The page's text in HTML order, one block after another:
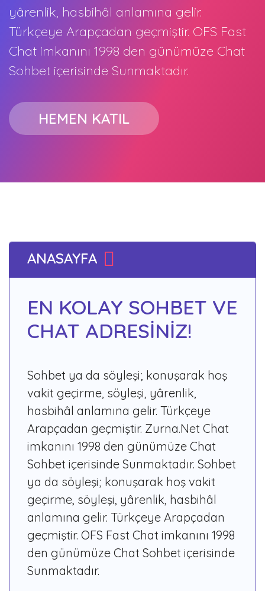
yârenlik, hasbihâl anlamına gelir.
Türkçeye Arapçadan geçmiştir. OFS Fast
Chat imkanını 1998 den günümüze Chat
Sohbet içerisinde Sunmaktadır.
HEMEN KATIL
ANASAYFA
EN KOLAY SOHBET VE
CHAT ADRESİNİZ!
Sohbet ya da söyleşi; konuşarak hoş
vakit geçirme, söyleşi, yârenlik,
hasbihâl anlamına gelir. Türkçeye
Arapçadan geçmiştir. Zurna.Net Chat
imkanını 1998 den günümüze Chat
Sohbet içerisinde Sunmaktadır. Sohbet
ya da söyleşi; konuşarak hoş vakit
geçirme, söyleşi, yârenlik, hasbihâl
anlamına gelir. Türkçeye Arapçadan
geçmiştir. OFS Fast Chat imkanını 1998
den günümüze Chat Sohbet içerisinde
Sunmaktadır.